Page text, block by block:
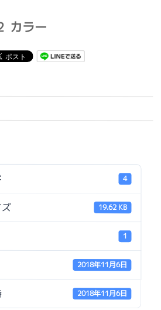
カラー
4
19.62 KB
1
2018年11月6日
2018年11月6日